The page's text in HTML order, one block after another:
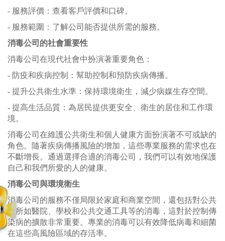
- 服務評價：查看客戶評價和口碑。
- 服務範圍：了解公司能否提供所需的服務。
消毒公司的社會重要性
消毒公司在現代社會中扮演著重要角色：
- 防疫和疾病控制：幫助控制和預防疾病傳播。
- 提升公共衛生水準：保持環境衛生，減少病媒生存空間。
- 提高生活品質：為居民提供更安全、衛生的居住和工作環
境。
消毒公司在維護公共衛生和個人健康方面扮演著不可或缺的
角色。隨著疾病傳播風險的增加，這些專業服務的需求也在
不斷增長。通過選擇合適的消毒公司，我們可以有效地保護
自己和我們所愛的人的健康。
消毒公司與環境衛生
消毒公司的服務不僅局限於家庭和商業空間，還包括對公共
場所如醫院、學校和公共交通工具等的消毒，這對於控制傳
染病的擴散非常重要。專業的消毒可以有效降低病毒和細菌
在這些高風險區域的存活率。